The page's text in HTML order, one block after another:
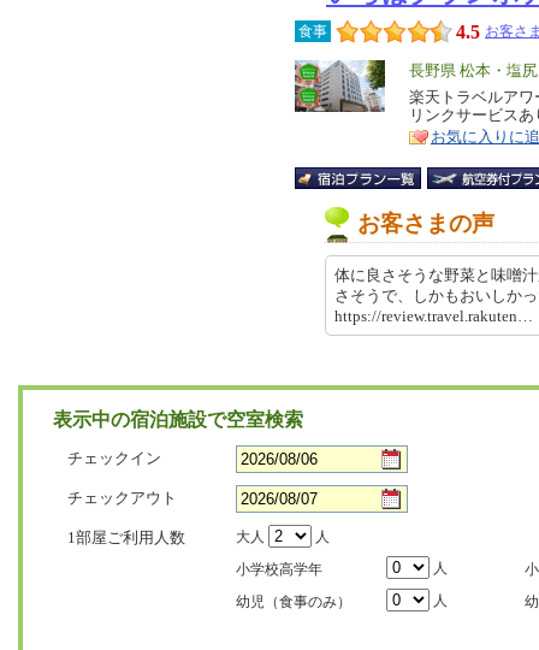
食事 4.5 お客さ
エ
リ
ア
長野県 松本・塩
特
徴
楽天トラベルア
リンクサービスあ
お気に入りに
お客さまの声
体に良さそうな野菜と味噌
さそうで、しかもおいしか
https://
表示中の宿泊施設で空室検索
チェックイン
チェックアウト
1部屋ご利用人数 大人
人
小学校高学年
人
幼児（食事のみ）
人